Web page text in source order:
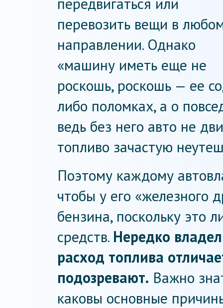
перевозить вещи в
направлении. Однако
«машину иметь еще не
роскошь, роскошь — ее
либо поломках, а о
ведь без него авто не
топливо зачастую
Поэтому каждому
чтобы у его «железного
бензина, поскольку это
средств. Нередко
расход топлива
подозревают. Важно
каковы основные